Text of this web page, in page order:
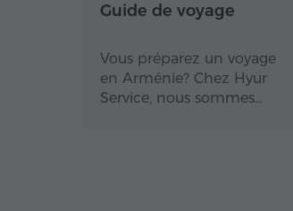
Guide de voyage
Vous préparez un voyage
en Arménie? Chez Hyur
Service, nous sommes…